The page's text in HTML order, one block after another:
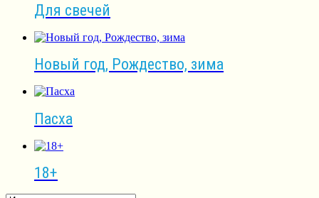
Для свечей
Новый год, Рождество, зима
Пасха
18+